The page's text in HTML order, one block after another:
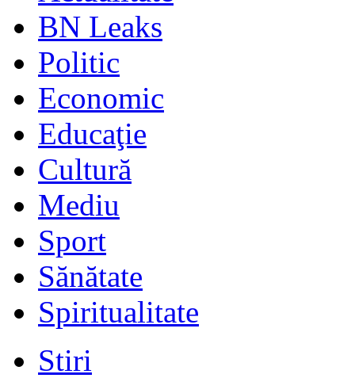
BN Leaks
Politic
Economic
Educaţie
Cultură
Mediu
Sport
Sănătate
Spiritualitate
Stiri